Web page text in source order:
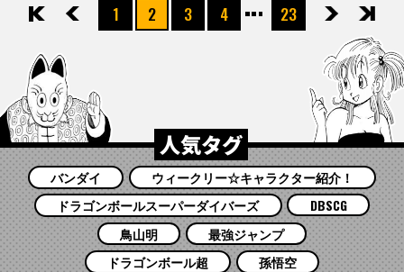
先頭 前へ1 2 3 4 23次へ最後
人気タグ
バンダイ
ウィークリー☆キャラクター紹介！
ドラゴンボールスーパーダイバーズ
DBSCG
鳥山明
最強ジャンプ
ドラゴンボール超
孫悟空